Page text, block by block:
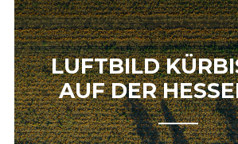
LUFTBILD
AUF DER